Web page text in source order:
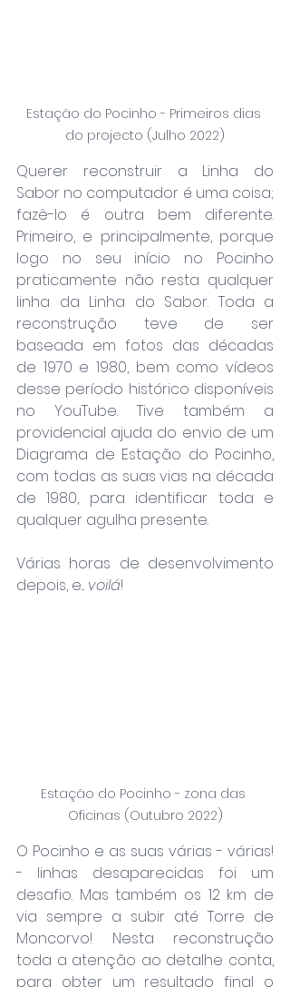
Estação do Pocinho - Primeiros dias
do projecto (Julho 2022)
Querer reconstruir a Linha do
Sabor no computador é uma coisa;
fazê-lo é outra bem diferente.
Primeiro, e principalmente, porque
logo no seu início no Pocinho
praticamente não resta qualquer
linha da Linha do Sabor. Toda a
reconstrução teve de ser
baseada em fotos das décadas
de 1970 e 1980, bem como vídeos
desse período histórico disponíveis
no YouTube. Tive também a
providencial ajuda do envio de um
Diagrama de Estação do Pocinho,
com todas as suas vias na década
de 1980, para identificar toda e
qualquer agulha presente.
Várias horas de desenvolvimento
depois, e... voilá!
Estação do Pocinho - zona das
Oficinas (Outubro 2022)
O Pocinho e as suas várias - várias!
- linhas desaparecidas foi um
desafio. Mas também os 12 km de
via sempre a subir até Torre de
Moncorvo! Nesta reconstrução
toda a atenção ao detalhe conta,
para obter um resultado final o